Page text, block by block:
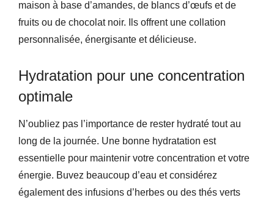
maison à base d’amandes, de blancs d’œufs et de
fruits ou de chocolat noir. Ils offrent une collation
personnalisée, énergisante et délicieuse.
Hydratation pour une concentration
optimale
N’oubliez pas l’importance de rester hydraté tout au
long de la journée. Une bonne hydratation est
essentielle pour maintenir votre concentration et votre
énergie. Buvez beaucoup d’eau et considérez
également des infusions d’herbes ou des thés verts